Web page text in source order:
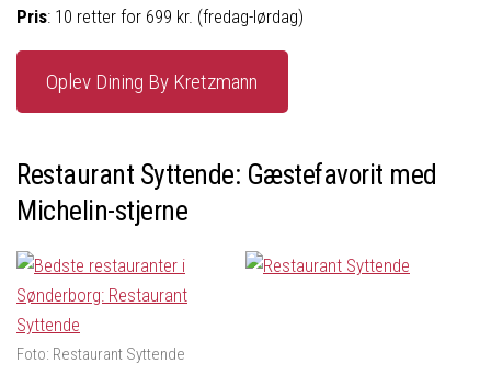
Pris: 10 retter for 699 kr. (fredag-lørdag)
Oplev Dining By Kretzmann
Restaurant Syttende: Gæstefavorit med
Michelin-stjerne
Foto: Restaurant Syttende